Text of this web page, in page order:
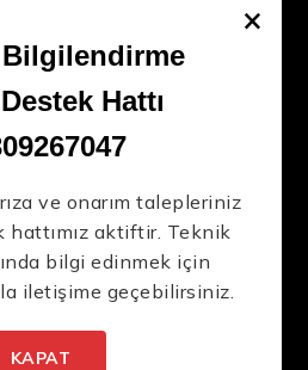
ve yüksek kaliteli
iş süreçlerinizi daha
yardımcı
×
Hattı
ve onarım talepleriniz
hattımız aktiftir. Teknik
bilgi edinmek için
iletişime geçebilirsiniz.
KAPAT